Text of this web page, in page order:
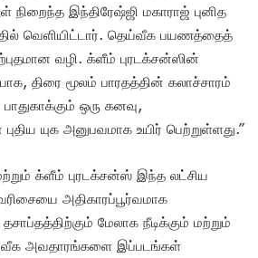
நிறைந்த இந்திரேஷ்ஜி மகாராஜ் புனித
வெளியிட்டார். தெய்வீக பயணத்தைத்
வழி. க்ளீம் புரடக்சன்ஸின்
திரை மூலம் பாரதத்தின் கலாச்சாரம்
ஒரு கனவு,
யுக அனுபவமாக உயிர் பெற்றுள்ளது.”
க்ளீம் புரடக்சன்ஸ் இந்த லட்சிய
அதிகாரப்பூர்வமாக
மேலாக நீடிக்கும் மற்றும்
அவதாரங்களை இப்படங்கள்